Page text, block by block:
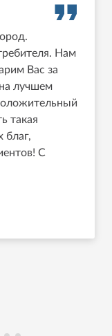
Нам
Вас за
лучшем
такая
благ,
С